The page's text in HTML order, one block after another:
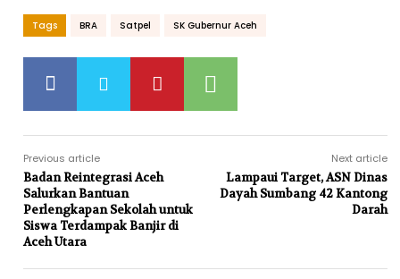
Tags BRA Satpel SK Gubernur Aceh
Previous article
Badan Reintegrasi Aceh
Salurkan Bantuan
Perlengkapan Sekolah untuk
Siswa Terdampak Banjir di
Aceh Utara
Next article
Lampaui Target, ASN Dinas
Dayah Sumbang 42 Kantong
Darah